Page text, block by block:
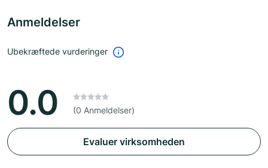
Anmeldelser
Ubekræftede vurderinger
0.0 (0 Anmeldelser)
Evaluer virksomheden